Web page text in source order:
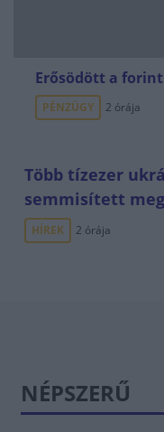
Erősödött a
PÉNZÜGY 2 órája
Több tízezer
semmisített
HÍREK 2 órája
NÉPSZERŰ